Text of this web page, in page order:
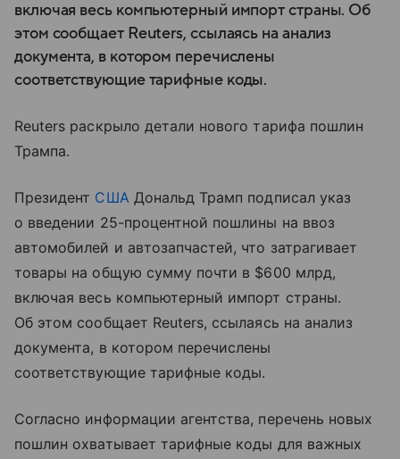
включая весь компьютерный импорт страны. Об
этом сообщает Reuters, ссылаясь на анализ
документа, в котором перечислены
соответствующие тарифные коды.
Reuters раскрыло детали нового тарифа пошлин
Трампа.
Президент СШАДональд Трамп подписал указ
о введении 25-процентной пошлины на ввоз
автомобилей и автозапчастей, что затрагивает
товары на общую сумму почти в $600 млрд,
включая весь компьютерный импорт страны.
Об этом сообщает Reuters, ссылаясь на анализ
документа, в котором перечислены
соответствующие тарифные коды.
Согласно информации агентства, перечень новых
пошлин охватывает тарифные коды для важных